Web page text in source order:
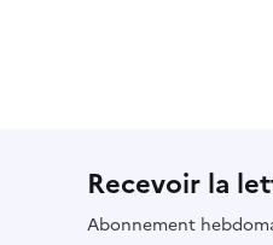
Recevoir la
Abonnement